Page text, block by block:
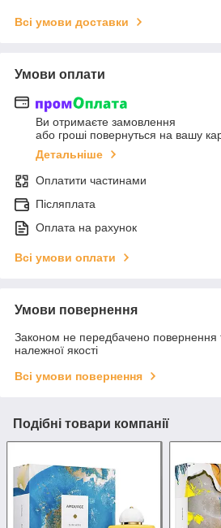
Всі умови доставки
Умови оплати
Ви отримаєте замовлення
або гроші повернуться на вашу
Детальніше
Оплатити частинами
Післяплата
Оплата на рахунок
Всі умови оплати
Умови повернення
Законом не передбачено повернення
належної якості
Всі умови повернення
Подібні товари компанії